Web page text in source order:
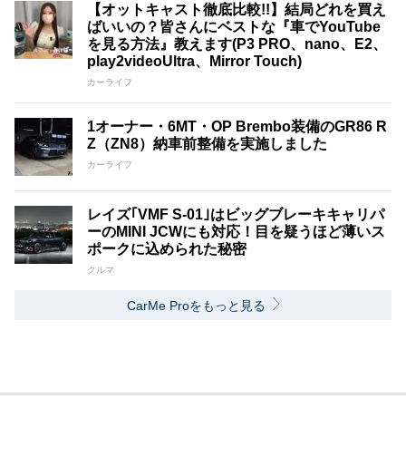
【オットキャスト徹底比較!!】結局どれを買え
ばいいの？皆さんにベストな『車でYouTube
を見る方法』教えます(P3 PRO、nano、E2、
play2videoUltra、Mirror Touch)
カーライフ
1オーナー・6MT・OP Brembo装備のGR86 R
Z（ZN8）納車前整備を実施しました
カーライフ
レイズ｢VMF S-01｣はビッグブレーキキャリパ
ーのMINI JCWにも対応！目を疑うほど薄いス
ポークに込められた秘密
クルマ
CarMe Proをもっと見る